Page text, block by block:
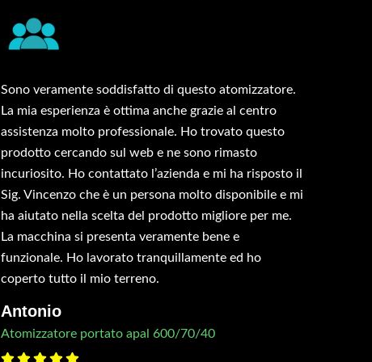
Sono veramente soddisfatto di questo atomizzatore.
La mia esperienza è ottima anche grazie al centro
assistenza molto professionale. Ho trovato questo
prodotto cercando sul web e ne sono rimasto
incuriosito. Ho contattato l’azienda e mi ha risposto il
Sig. Vincenzo che è un persona molto disponibile e mi
ha aiutato nella scelta del prodotto migliore per me.
La macchina si presenta veramente bene e
funzionale. Ho lavorato tranquillamente ed ho
coperto tutto il mio terreno.
Antonio
Atomizzatore portato apal 600/70/40